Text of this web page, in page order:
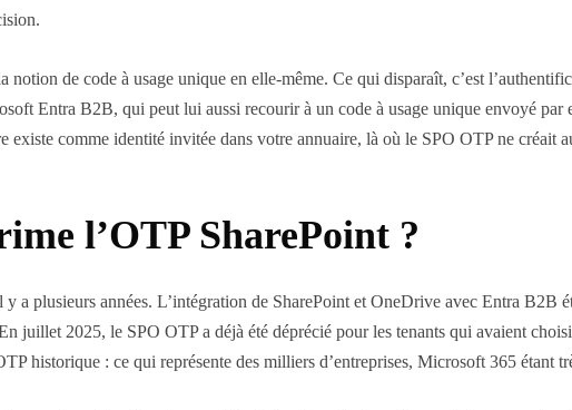
de code à usage unique en elle-même. Ce qui disparaît, c’est
Entra B2B, qui peut lui aussi recourir à un code à usage unique envoyé
comme identité invitée dans votre annuaire, là où le SPO OTP ne créait
l’OTP SharePoint ?
a plusieurs années. L’intégration de SharePoint et OneDrive avec Entra B2B
juillet 2025, le SPO OTP a déjà été déprécié pour les tenants qui avaient
historique : ce qui représente des milliers d’entreprises, Microsoft 365 étant